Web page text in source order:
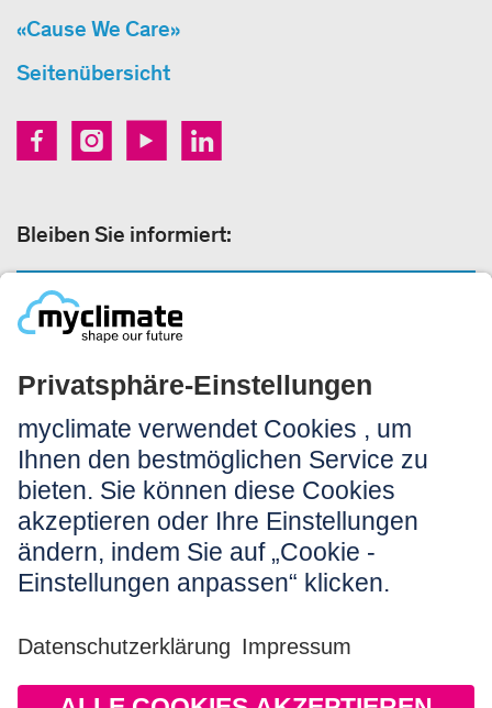
«Cause We Care»
Seitenübersicht
Bleiben Sie informiert:
Rechtliches:
Impressum
Nutzungshinweis
AGB
Datenschutz
Barrierefreiheit